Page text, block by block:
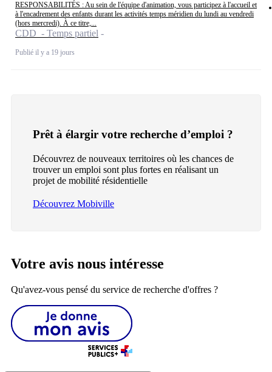
RESPONSABILITÉS : Au sein de l'équipe d'animation, vous participez à l'accueil et
à l'encadrement des enfants durant les activités temps méridien du lundi au vendredi
(hors mercredi). À ce titre,...
CDD - Temps partiel
Publié il y a 19 jours
Prêt à élargir votre recherche d’emploi ?
Découvrez de nouveaux territoires où les chances de
trouver un emploi sont plus fortes en réalisant un
projet de mobilité résidentielle
Découvrez Mobiville
Votre avis nous intéresse
Qu'avez-vous pensé du service de recherche d'offres ?